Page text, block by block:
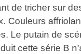
de tricher sur
Couleurs
Le putain de
cette série B